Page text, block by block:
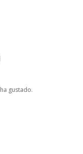
gustado.